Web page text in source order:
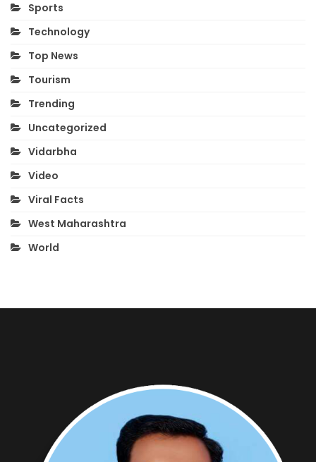
Sports
Technology
Top News
Tourism
Trending
Uncategorized
Vidarbha
Video
Viral Facts
West Maharashtra
World